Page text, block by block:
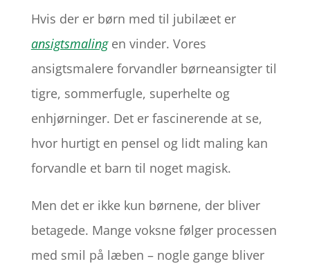
Hvis der er børn med til jubilæet er
ansigtsmalingen vinder. Vores
ansigtsmalere forvandler børneansigter til
tigre, sommerfugle, superhelte og
enhjørninger. Det er fascinerende at se,
hvor hurtigt en pensel og lidt maling kan
forvandle et barn til noget magisk.
Men det er ikke kun børnene, der bliver
betagede. Mange voksne følger processen
med smil på læben – nogle gange bliver